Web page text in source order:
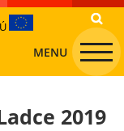
MENU
2019